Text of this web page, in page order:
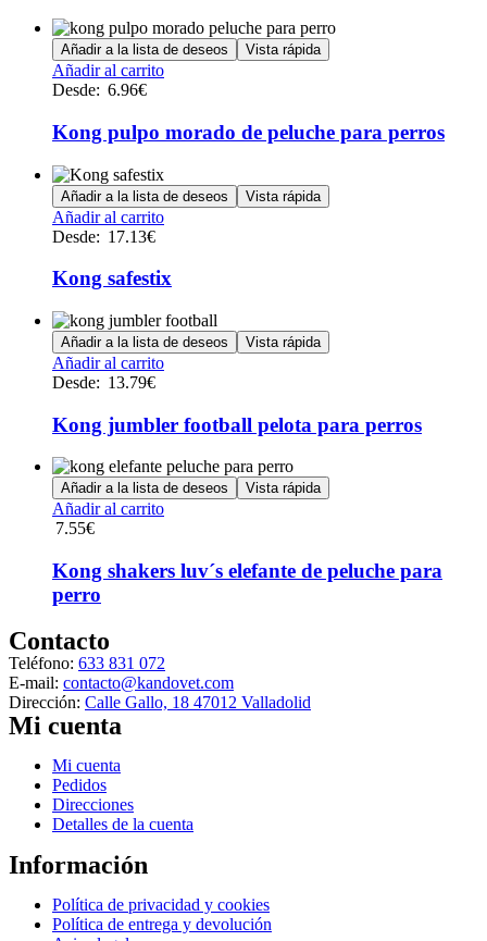
Añadir a la lista de deseos Vista rápida
Añadir al carritoEste
múltiples
variantes.
opciones
se
pueden
la
de
producto
Desde: 6.96€
Kong pulpo morado de peluche para perros
Añadir a la lista de deseos Vista rápida
Añadir al carritoEste
múltiples
Las
opciones
se
pueden
la
de
producto
Desde: 17.13€
Kong safestix
Añadir a la lista de deseos Vista rápida
Añadir al carritoEste
múltiples
variantes.
Las
opciones
se
pueden
la
Desde: 13.79€
Kong jumbler football pelota para perros
Añadir a la lista de deseos Vista rápida
Añadir al carrito
7.55€
Kong shakers luv´s elefante de peluche para
perro
Contacto
Teléfono: 633 831 072
E-mail: contacto@kandovet.com
Dirección: Calle Gallo, 18 47012 Valladolid
Mi cuenta
Menú
Mi cuenta
Pedidos
Direcciones
Detalles de la cuenta
Información
Menú
Política de privacidad y cookies
Política de entrega y devolución